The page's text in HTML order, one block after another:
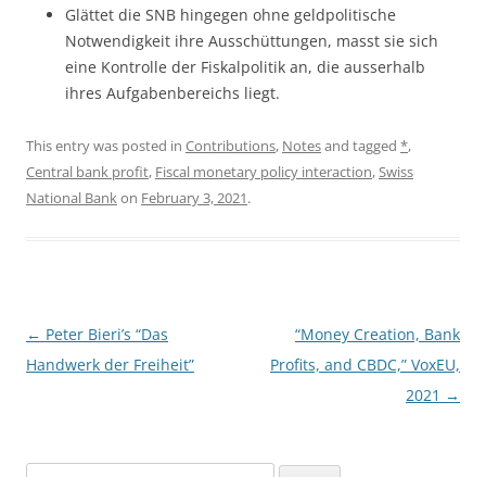
Glättet die SNB hingegen ohne geldpolitische
Notwendigkeit ihre Ausschüttungen, masst sie sich
eine Kontrolle der Fiskalpolitik an, die ausserhalb
ihres Aufgabenbereichs liegt.
This entry was posted in Contributions, Notesand tagged *,
Central bank profit, Fiscal monetary policy interaction, Swiss
National Bank on February 3, 2021.
Post
navigation
← Peter Bieri’s “Das
Handwerk der Freiheit”
“Money Creation, Bank
Profits, and CBDC,” VoxEU,
2021 →